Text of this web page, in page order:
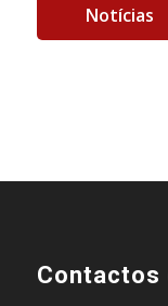
Notícias
Contactos